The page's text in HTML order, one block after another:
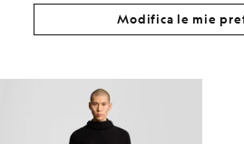
Cappello da cacciatore
LYLE & SCOTT GEORGINA HUNT
£22.00 £8.00
Modifica le mie